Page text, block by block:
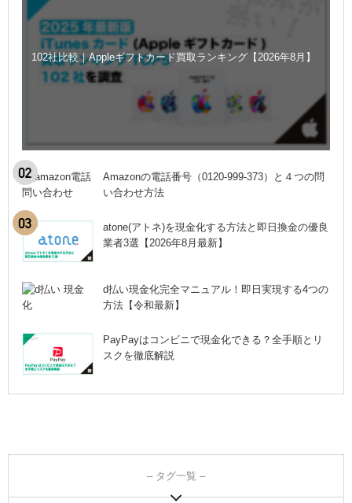
102社比較｜Appleギフトカード買取ランキング【2026年8月】
Amazonの電話番号（0120-999-373）と４つの問
い合わせ方法
atone(アトネ)を現金化する方法と即日換金の優良
業者3選【2026年8月最新】
d払い現金化完全マニュアル！即日実現する4つの
方法【令和最新】
PayPayはコンビニで現金化できる？全手順とリ
スクを徹底解説
– タグ一覧 –